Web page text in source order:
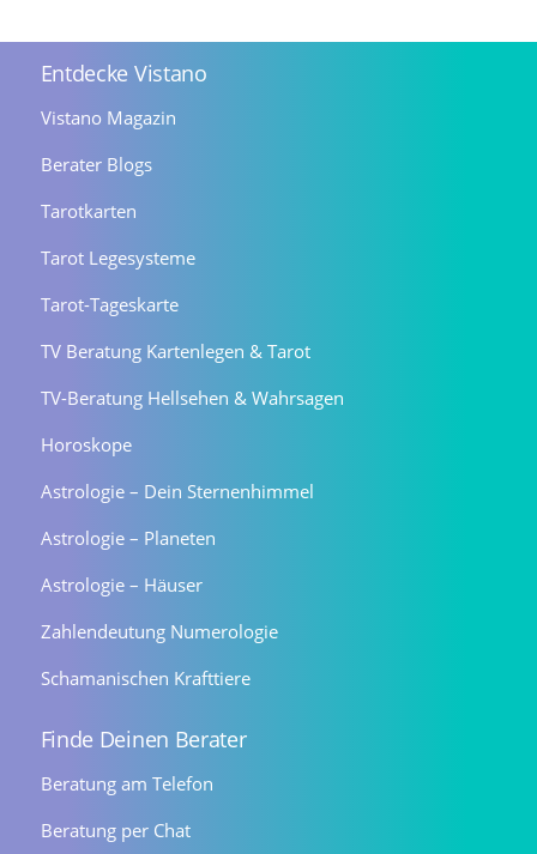
Entdecke Vistano
Vistano Magazin
Berater Blogs
Tarotkarten
Tarot Legesysteme
Tarot-Tageskarte
TV Beratung Kartenlegen & Tarot
TV-Beratung Hellsehen & Wahrsagen
Horoskope
Astrologie – Dein Sternenhimmel
Astrologie – Planeten
Astrologie – Häuser
Zahlendeutung Numerologie
Schamanischen Krafttiere
Finde Deinen Berater
Beratung am Telefon
Beratung per Chat